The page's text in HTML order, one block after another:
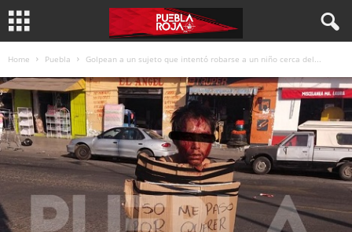
Home Puebla Golpean a un sujeto que intentó robarse a un niño cerca del...